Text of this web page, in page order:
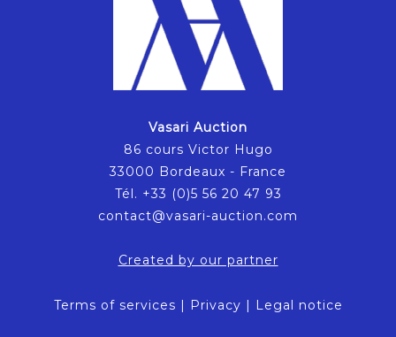
Vasari Auction
86 cours Victor Hugo
33000 Bordeaux - France
Tél. +33 (0)5 56 20 47 93
contact@vasari-auction.com
Created by our partner
Terms of services | Privacy | Legal notice